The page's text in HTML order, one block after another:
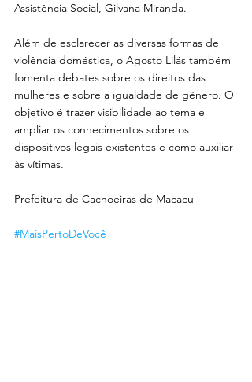
Assistência Social, Gilvana Miranda.
Além de esclarecer as diversas formas de
violência doméstica, o Agosto Lilás também
fomenta debates sobre os direitos das
mulheres e sobre a igualdade de gênero. O
objetivo é trazer visibilidade ao tema e
ampliar os conhecimentos sobre os
dispositivos legais existentes e como auxiliar
às vítimas.
Prefeitura de Cachoeiras de Macacu
#MaisPertoDeVocê